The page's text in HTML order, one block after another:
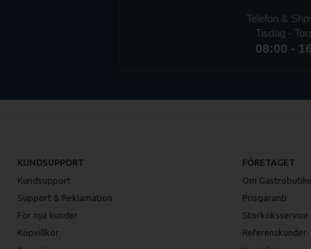
Telefon &
Tisdag -
08:00 -
KUNDSUPPORT
Kundsupport
Support & Reklamation
För nya kunder
Köpvillkor
FÖRETAGET
Om
Prisgaranti
Storköksservice
Referenskunder